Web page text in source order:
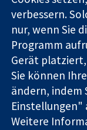
Bessere
Gesundheit
Die Cochrane
(Nr. 1045921) und in
mit beschränkter
Umsatzsteuer-
Copyright © 2026
verbessern.
nur, wenn Sie
Programm
Gerät
Sie können
ändern, indem
Einstellungen"
Weitere